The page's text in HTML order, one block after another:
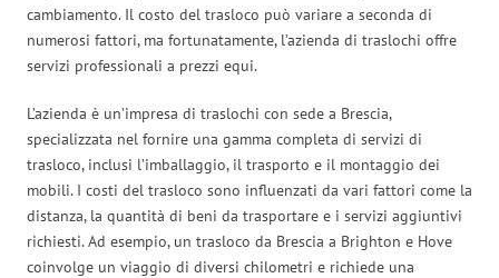
cambiamento. Il costo del trasloco può variare a seconda di
numerosi fattori, ma fortunatamente, l’azienda di traslochi offre
servizi professionali a prezzi equi.
L’azienda è un’impresa di traslochi con sede a Brescia,
specializzata nel fornire una gamma completa di servizi di
trasloco, inclusi l’imballaggio, il trasporto e il montaggio dei
mobili. I costi del trasloco sono influenzati da vari fattori come la
distanza, la quantità di beni da trasportare e i servizi aggiuntivi
richiesti. Ad esempio, un trasloco da Brescia a Brighton e Hove
coinvolge un viaggio di diversi chilometri e richiede una